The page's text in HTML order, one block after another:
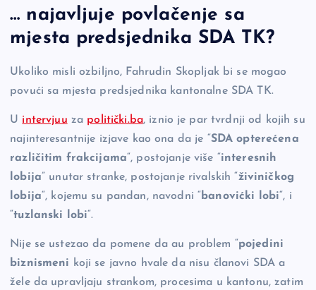
c
e
b
o
k
p
y
Li
n
se
n
g
er
er ar
e
… najavljuje povlačenje sa
mjesta predsjednika SDA TK?
Ukoliko misli ozbiljno, Fahrudin Skopljak bi se mogao
povući sa mjesta predsjednika kantonalne SDA TK.
U intervjuu za politički.ba, iznio je par tvrdnji od kojih su
najinteresantnije izjave kao ona da je “SDA opterećena
različitim frakcijama“, postojanje više “interesnih
lobija” unutar stranke, postojanje rivalskih “živiničkog
lobija“, kojemu su pandan, navodni “ banovićki lobi“, i
“tuzlanski lobi“.
Nije se ustezao da pomene da au problem “pojedini
biznismeni koji se javno hvale da nisu članovi SDA a
žele da upravljaju strankom, procesima u kantonu, zatim